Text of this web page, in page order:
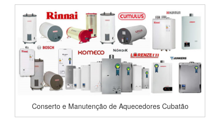
Conserto e Manutenção de Aquecedores Cubatão